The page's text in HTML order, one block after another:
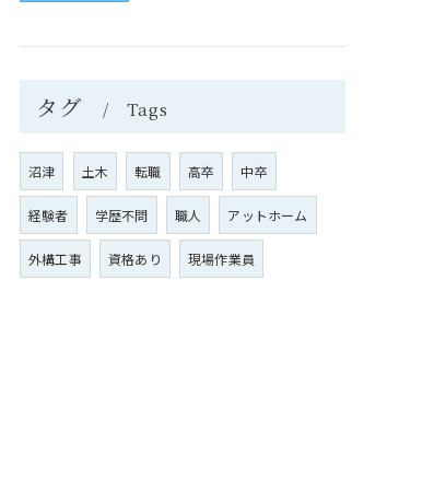
タグ Tags
沼津 土木 転職 高卒 中卒
経験者 学歴不問 職人 アットホーム
外構工事 資格あり 現場作業員